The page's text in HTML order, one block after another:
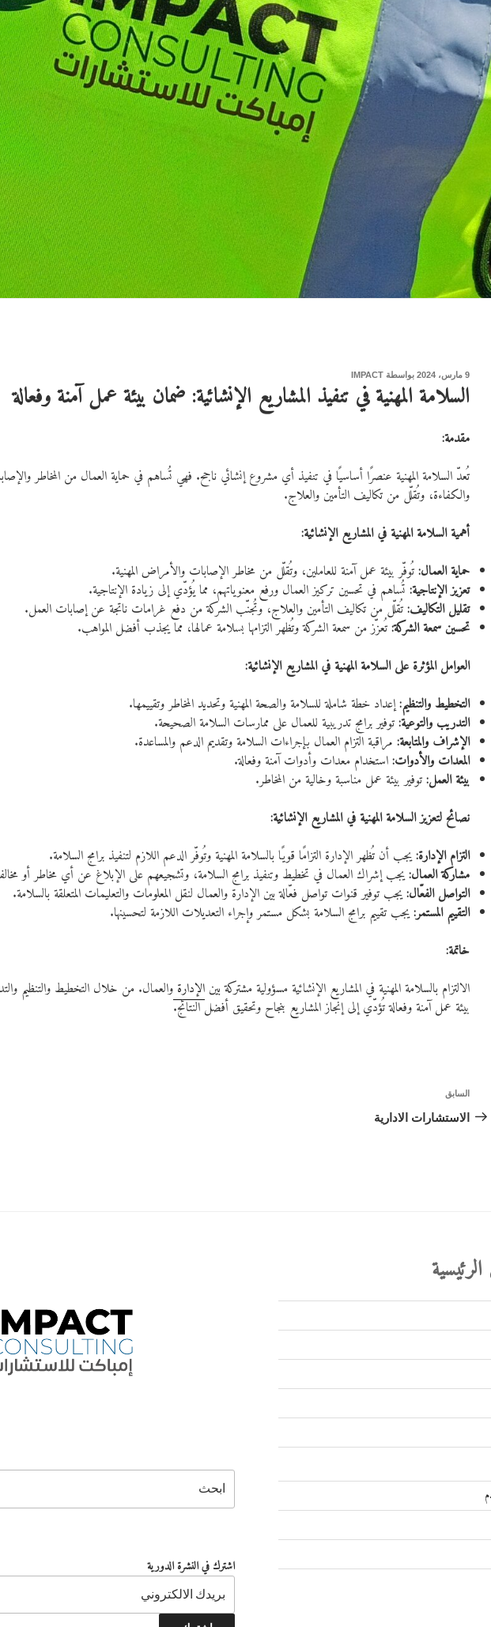
نُشر
في
9 مارس، 2024 بواسطة IMPACT
السلامة المهنية في تنفيذ المشاريع الإنشائية: ضمان بيئة عمل آمنة وفعالة
مقدمة:
تُعدّ السلامة المهنية عنصرًا أساسيًا في تنفيذ أي مشروع إنشائي ناجح. فهي تُساهم في حماية العمال من المخاطر
والكفاءة، وتُقلّل من تكاليف التأمين والعلاج.
أهمية السلامة المهنية في المشاريع الإنشائية:
حماية العمال:تُوفّر بيئة عمل آمنة للعاملين، وتُقلّل من مخاطر الإصابات والأمراض المهنية.
تعزيز الإنتاجية: تُساهم في تحسين تركيز العمال ورفع معنوياتهم، مما يُؤدّي إلى زيادة الإنتاجية.
تقليل التكاليف:تُقلّل من تكاليف التأمين والعلاج، وتُجنّب الشركة من دفع غرامات ناتجة عن إصابات العمل.
تحسين سمعة الشركة:تُعزّز من سمعة الشركة وتُظهر التزامها بسلامة عمالها، مما يجذب أفضل المواهب.
العوامل المؤثرة على السلامة المهنية في المشاريع الإنشائية:
التخطيط والتنظيم:إعداد خطة شاملة للسلامة والصحة المهنية وتحديد المخاطر وتقييمها.
التدريب والتوعية:توفير برامج تدريبية للعمال على ممارسات السلامة الصحيحة.
الإشراف والمتابعة: مراقبة التزام العمال بإجراءات السلامة وتقديم الدعم والمساعدة.
المعدات والأدوات:استخدام معدات وأدوات آمنة وفعالة.
بيئة العمل:توفير بيئة عمل مناسبة وخالية من المخاطر.
نصائح لتعزيز السلامة المهنية في المشاريع الإنشائية:
التزام الإدارة:يجب أن تُظهر الإدارة التزامًا قويًا بالسلامة المهنية وتُوفّر الدعم اللازم لتنفيذ برامج السلامة.
مشاركة العمال:يجب إشراك العمال في تخطيط وتنفيذ برامج السلامة، وتشجيعهم على الإبلاغ عن أي مخاطر أو
التواصل الفعّال:يجب توفير قنوات تواصل فعّالة بين الإدارة والعمال لنقل المعلومات والتعليمات المتعلقة بالسلامة.
التقييم المستمر:يجب تقييم برامج السلامة بشكل مستمر وإجراء التعديلات اللازمة لتحسينها.
خاتمة:
الالتزام بالسلامة المهنية في المشاريع الإنشائية مسؤولية مشتركة بينالإدارة والعمال. من خلال التخطيط والتنظيم
بيئة عمل آمنة وفعالة تُؤدّي إلى إنجاز المشاريع بنجاح وتحقيق أفضل النتائج.
تصفّح
المقالات
المقالة
السابقة
السابق
الاستشارات الادارية
اشترك في النشرة الدورية